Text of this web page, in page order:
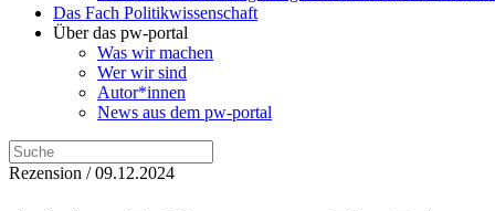
Das Fach Politikwissenschaft
Über das pw-portal
Was wir machen
Wer wir sind
Autor*innen
News aus dem pw-portal
Rezension / 09.12.2024